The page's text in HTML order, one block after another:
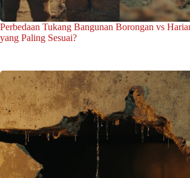
Perbedaan Tukang Bangunan Borongan vs
yang Paling Sesuai?